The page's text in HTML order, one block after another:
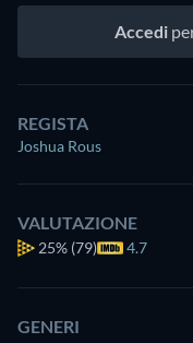
Accedi
REGISTA
Joshua Rous
VALUTAZIONE
25% (79) 4.7
GENERI